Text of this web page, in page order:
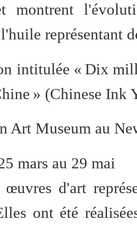
montrent
représentant
intitulée « Dix
» (Chinese Ink
Art Museum au
mars au 29 mai
d'art
ont été